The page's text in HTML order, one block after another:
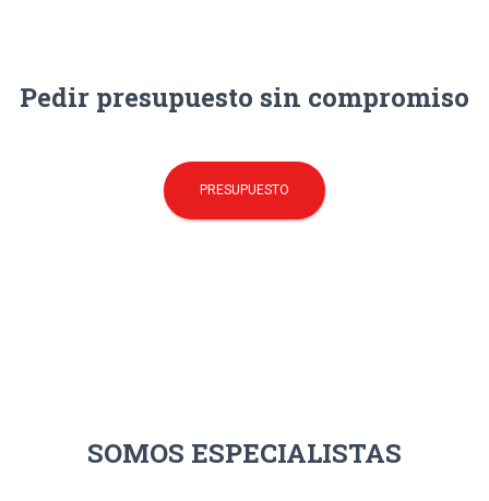
Pedir presupuesto sin compromiso
PRESUPUESTO
SOMOS ESPECIALISTAS